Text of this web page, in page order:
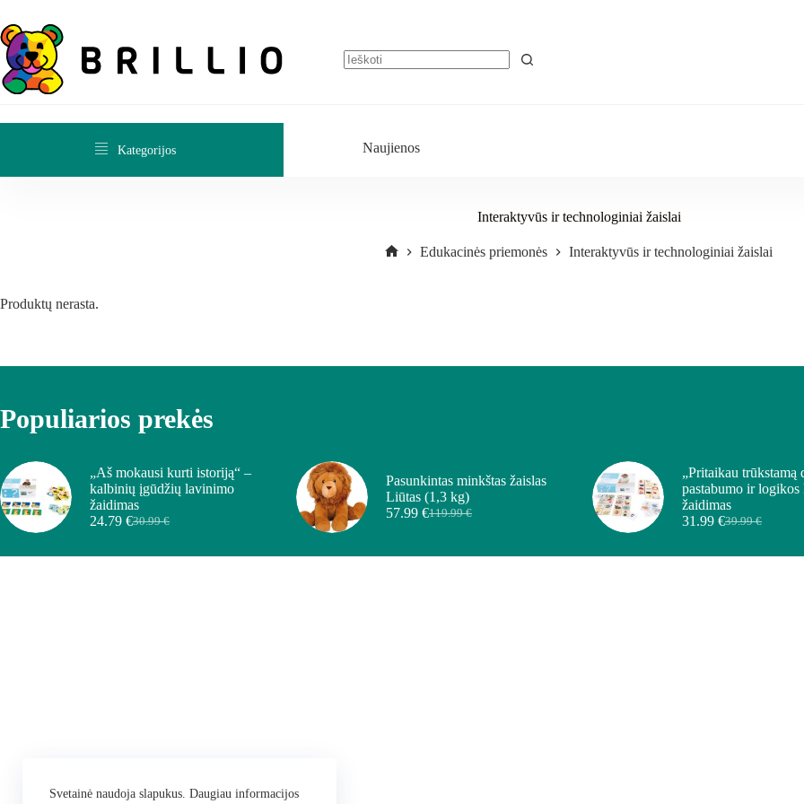
Svetainė naudoja slapukus. Daugiau informacijos
Kategorijos Naujienos
Interaktyvūs ir technologiniai žaislai
Edukacinės priemonės Interaktyvūs ir technologiniai žaislai
Produktų nerasta.
Populiarios prekės
„Aš mokausi kurti istoriją“ –
kalbinių įgūdžių lavinimo
žaidimas
30.99€
24.79 €
Pasunkintas minkštas žaislas
Liūtas (1,3 kg)
119.99€
57.99 €
„Pritaikau trūkstamą
pastabumo ir
žaidimas
39.99€
31.99 €